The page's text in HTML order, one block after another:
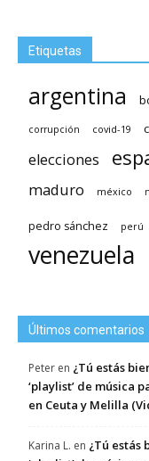
Etiquetas
argentina
corrupción covid-19
elecciones
maduro méxico
pedro sánchez perú
venezuela
Últimos comentarios
Peter en ¿Tú estás
‘playlist’ de música
en Ceuta y Melilla
Karina L. en ¿Tú estás